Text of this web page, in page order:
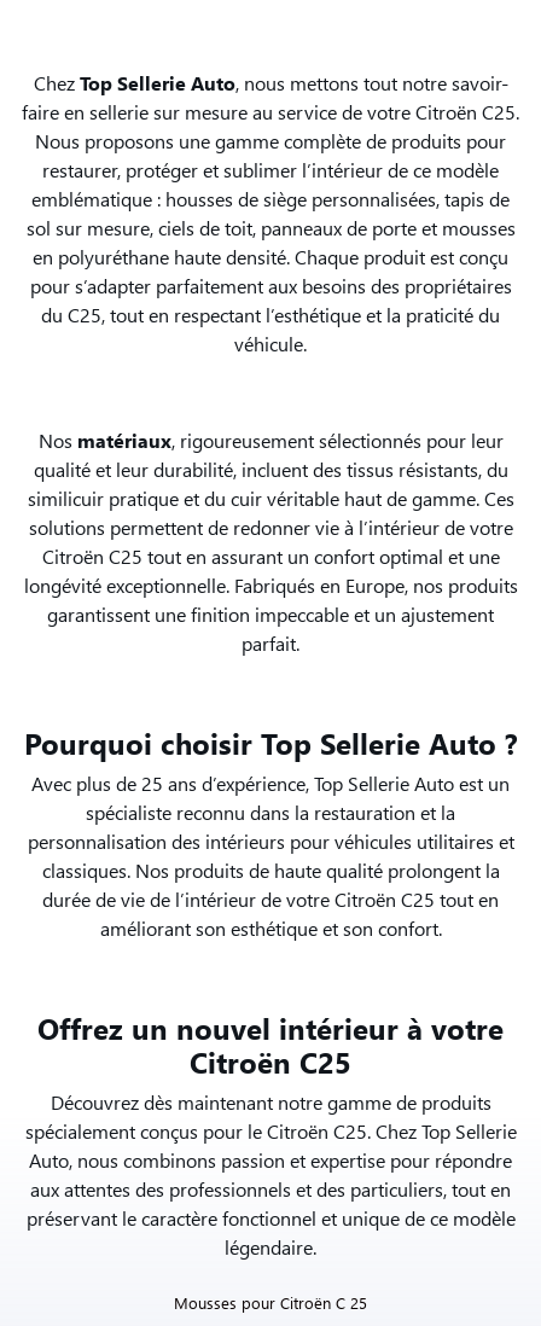
ChezTop Sellerie Auto, nous mettons tout notre savoir-
faire en sellerie sur mesure au service de votre Citroën C25.
Nous proposons une gamme complète de produits pour
restaurer, protéger et sublimer l’intérieur de ce modèle
emblématique : housses de siège personnalisées, tapis de
sol sur mesure, ciels de toit, panneaux de porte et mousses
en polyuréthane haute densité. Chaque produit est conçu
pour s’adapter parfaitement aux besoins des propriétaires
du C25, tout en respectant l’esthétique et la praticité du
véhicule.
Nos matériaux, rigoureusement sélectionnés pour leur
qualité et leur durabilité, incluent des tissus résistants, du
similicuir pratique et du cuir véritable haut de gamme. Ces
solutions permettent de redonner vie à l’intérieur de votre
Citroën C25 tout en assurant un confort optimal et une
longévité exceptionnelle. Fabriqués en Europe, nos produits
garantissent une finition impeccable et un ajustement
parfait.
Pourquoi choisir Top Sellerie Auto ?
Avec plus de 25 ans d’expérience, Top Sellerie Auto est un
spécialiste reconnu dans la restauration et la
personnalisation des intérieurs pour véhicules utilitaires et
classiques. Nos produits de haute qualité prolongent la
durée de vie de l’intérieur de votre Citroën C25 tout en
améliorant son esthétique et son confort.
Offrez un nouvel intérieur à votre
Citroën C25
Découvrez dès maintenant notre gamme de produits
spécialement conçus pour le Citroën C25. Chez Top Sellerie
Auto, nous combinons passion et expertise pour répondre
aux attentes des professionnels et des particuliers, tout en
préservant le caractère fonctionnel et unique de ce modèle
légendaire.
Mousses pour Citroën C 25